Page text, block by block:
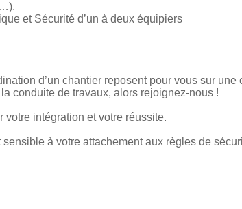
et Sécurité d’un à deux équipiers
d’un chantier reposent pour vous sur
conduite de travaux, alors rejoignez-nous !
votre intégration et votre réussite.
sensible à votre attachement aux règles de